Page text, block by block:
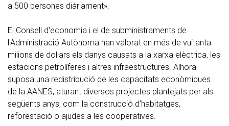
a 500 persones diàriament».
El Consell d'economia i el de subministraments de
l'Administració Autònoma han valorat en més de vuitanta
milions de dollars els danys causats a la xarxa elèctrica, les
estacions petrolíferes i altres infraestructures. Alhora
suposa una redistribució de les capacitats econòmiques
de la AANES, aturant diversos projectes plantejats per als
següents anys, com la construcció d'habitatges,
reforestació o ajudes a les cooperatives.